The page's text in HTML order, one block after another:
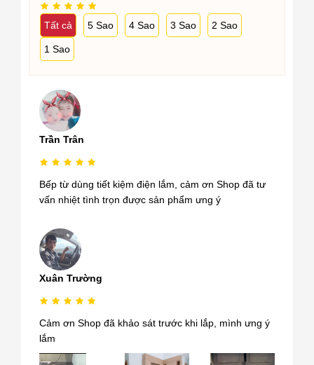
Tất cả 5 Sao 4 Sao 3 Sao 2 Sao
1 Sao
Trần Trân
Bếp từ dùng tiết kiệm điện lắm, cảm ơn Shop đã tư
vấn nhiệt tình trọn được sản phẩm ưng ý
Xuân Trường
Cảm ơn Shop đã khảo sát trước khi lắp, mình ưng ý
lắm